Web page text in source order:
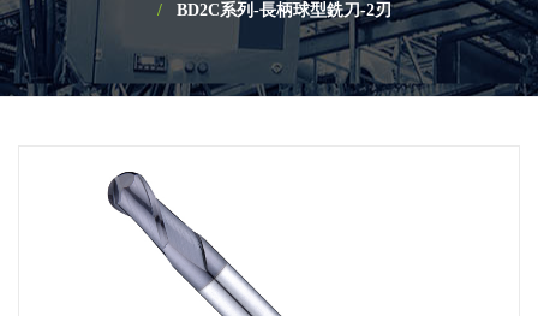
BD2C系列-長柄球型銑刀-2刃